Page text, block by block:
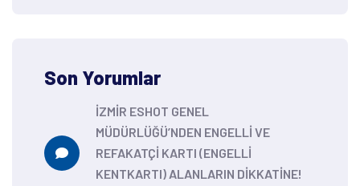
Son Yorumlar
İZMİR ESHOT GENEL
MÜDÜRLÜĞÜ’NDEN ENGELLİ VE
REFAKATÇİ KARTI (ENGELLİ
KENTKARTI) ALANLARIN DİKKATİNE!